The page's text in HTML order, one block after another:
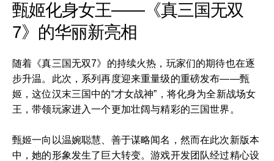
甄姬化身女王——《真三国无双
7》的华丽新亮相
随着《真三国无双7》的持续火热，玩家们的期待也在逐
步升温。此次，系列再度迎来重量级的重磅发布——甄
姬，这位汉末三国中的“才女战神”，将化身为全新战场女
王，带领玩家进入一个更加壮阔与精彩的三国世界。
甄姬一向以温婉聪慧、善于谋略闻名，然而在此次新版本
中，她的形象发生了巨大转变。游戏开发团队经过精心设